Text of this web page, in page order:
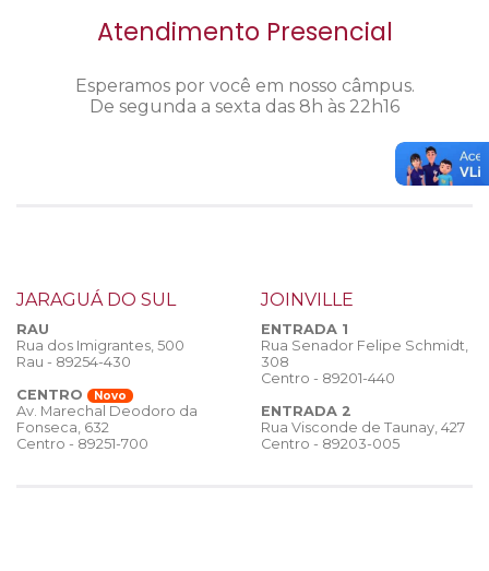
Atendimento Presencial
Esperamos por você em nosso câmpus.
De segunda a sexta das 8h às 22h16
JARAGUÁ DO SUL
RAU
Rua dos Imigrantes, 500
Rau - 89254-430
CENTRO
Novo
Av. Marechal Deodoro da
Fonseca, 632
Centro - 89251-700
JOINVILLE
ENTRADA 1
Rua Senador Felipe Schmidt,
308
Centro - 89201-440
ENTRADA 2
Rua Visconde de Taunay, 427
Centro - 89203-005